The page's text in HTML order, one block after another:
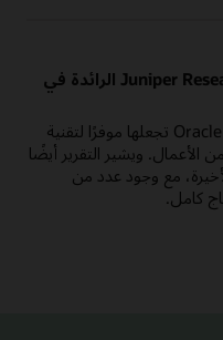
تتصدر Oracle قائمة منافسي Juniper Research الرائدة في
تبين Juniper Research أن ابتكارات Oracle تجعلها موفرًا لتقنية
ويشير التقرير أيضًا
مع وجود عدد من
كامل.